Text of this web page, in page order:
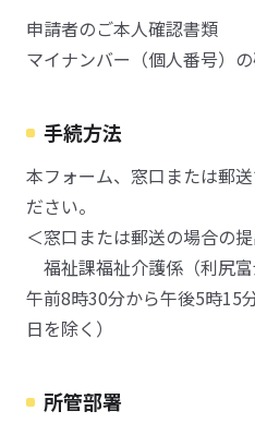
申請者のご本人確認書類
マイナンバー（個人番号）
手続方法
本フォーム、窓口または郵
ださい。
＜窓口または郵送の場合の
福祉課福祉介護係（利尻富
午前8時30分から午後5時
日を除く）
所管部署